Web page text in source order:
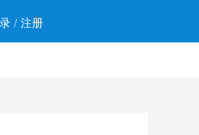
/ 注册